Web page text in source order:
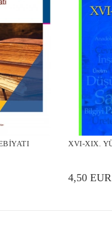
XVI-XIX.
4,50 EUR